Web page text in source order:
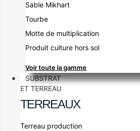
Sable Mikhart
Tourbe
Motte de multiplication
Produit culture hors sol
Voir toute la gamme
SUBSTRAT
ET TERREAU
TERREAUX
Terreau production